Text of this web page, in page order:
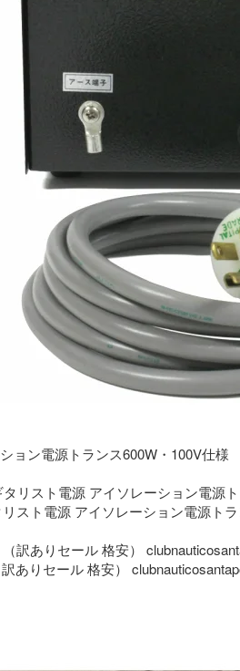
ョン電源トランス600W・100V仕様
スト電源 アイソレーション電源ト
ありセール 格安）